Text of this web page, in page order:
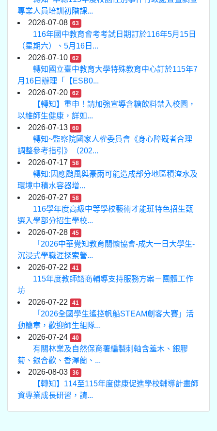
專業人員培訓初階課...
2026-07-08
63
116年國中教育會考考試日期訂於116年5月15日
（星期六）、5月16日...
2026-07-10
62
轉知國立臺中教育大學特殊教育中心訂於115年7
月16日辦理「【ESB0...
2026-07-20
62
【轉知】重申！請加強宣導含糖飲料禁入校園，
以維師生健康，詳如...
2026-07-13
60
轉知~監察院國家人權委員會《身心障礙者合理
調整參考指引》（202...
2026-07-17
58
轉知:因應颱風與豪雨可能造成部分地區積淹水及
環境中積水容器增...
2026-07-27
58
116學年度高級中等學校藝術才能班特色招生甄
選入學部分招生學校...
2026-07-28
45
「2026中華覺知教育關懷協會-成大一日大學生-
沉浸式學職涯探索營...
2026-07-22
41
115年度教師諮商輔導支持服務方案－團體工作
坊
2026-07-22
41
「2026全國學生遙控帆船STEAM創客大賽」活
動簡章，歡迎師生組隊...
2026-07-24
40
有關林業及自然保育署編製刺軸含羞木、銀膠
菊、銀合歡、香澤蘭、...
2026-08-03
36
【轉知】114至115年度健康促進學校輔導計畫師
資專業成長研習，請...